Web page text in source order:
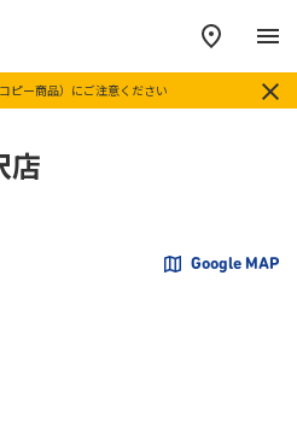
ピー商品）にご注意ください
メ
店
Google MAP